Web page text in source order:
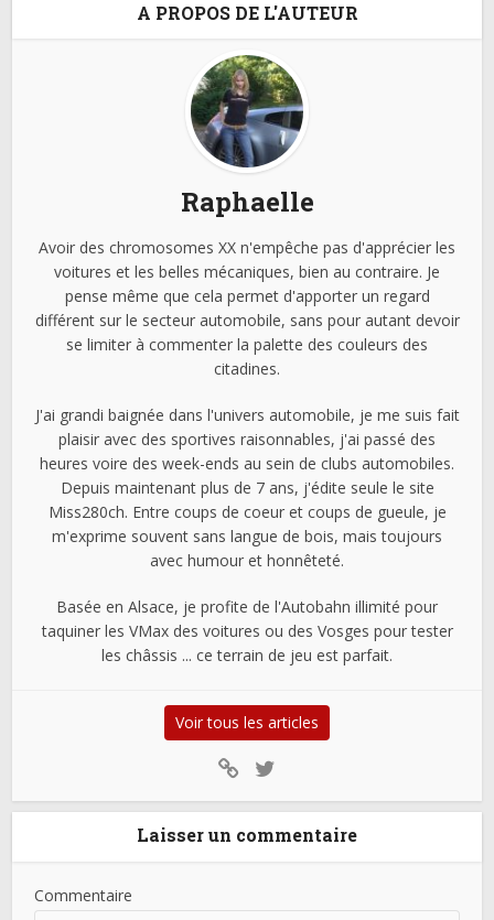
A PROPOS DE L'AUTEUR
Raphaelle
Avoir des chromosomes XX n'empêche pas d'apprécier les
voitures et les belles mécaniques, bien au contraire. Je
pense même que cela permet d'apporter un regard
différent sur le secteur automobile, sans pour autant devoir
se limiter à commenter la palette des couleurs des
citadines.
J'ai grandi baignée dans l'univers automobile, je me suis fait
plaisir avec des sportives raisonnables, j'ai passé des
heures voire des week-ends au sein de clubs automobiles.
Depuis maintenant plus de 7 ans, j'édite seule le site
Miss280ch. Entre coups de coeur et coups de gueule, je
m'exprime souvent sans langue de bois, mais toujours
avec humour et honnêteté.
Basée en Alsace, je profite de l'Autobahn illimité pour
taquiner les VMax des voitures ou des Vosges pour tester
les châssis ... ce terrain de jeu est parfait.
Voir tous les articles
Laisser un commentaire
Commentaire